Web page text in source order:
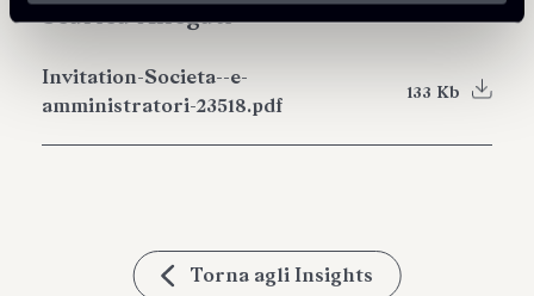
Scarica Allegati
Invitation-Societa--e-
amministratori-23518.pdf
133 Kb
Torna agli Insights